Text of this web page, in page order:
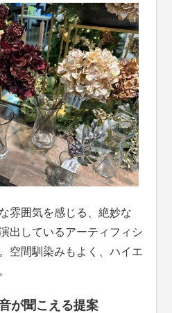
雰囲気を感じる、絶妙な
出しているアーティフィシ
空間馴染みもよく、ハイエ
が聞こえる提案